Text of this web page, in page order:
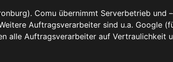
Comu übernimmt Serverbetrieb und
Auftragsverarbeiter sind u.a. Google
alle Auftragsverarbeiter auf Vertraulichkeit